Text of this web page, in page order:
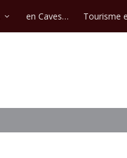
en Caves… Tourisme